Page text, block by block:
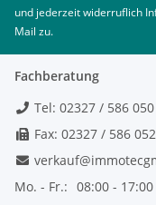
und jederzeit widerruflich
Mail zu.
Fachberatung
Tel: 02327 / 586 050
Fax: 02327 / 586
Mo. - Fr.: 08:00 -